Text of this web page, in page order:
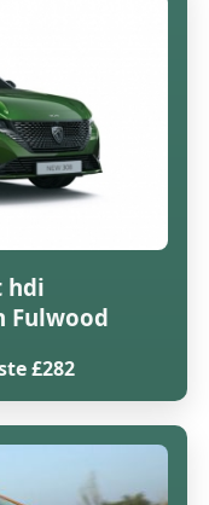
hdi
Fulwood
£282